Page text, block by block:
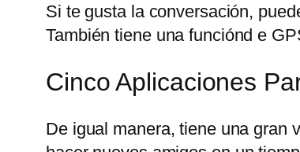
Si te gusta la conversación,
También tiene una funciónd e
Cinco Aplicaciones
De igual manera, tiene una gran